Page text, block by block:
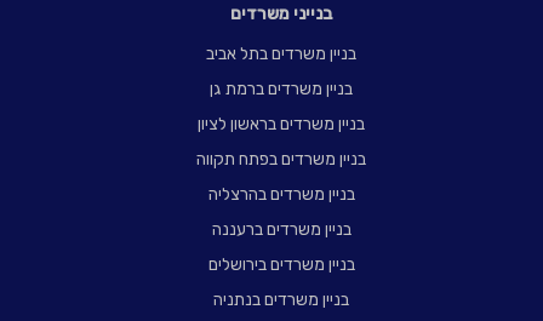
בנייני משרדים
בניין משרדים בתל אביב
בניין משרדים ברמת גן
בניין משרדים בראשון לציון
בניין משרדים בפתח תקווה
בניין משרדים בהרצליה
בניין משרדים ברעננה
בניין משרדים בירושלים
בניין משרדים בנתניה